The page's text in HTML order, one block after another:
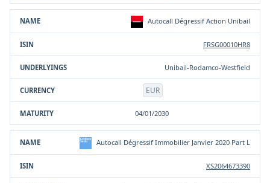
Autocall Dégressif Action Unibail
FRSG00010HR8
Unibail-Rodamco-Westfield
EUR
04/01/2030
Autocall Dégressif Immobilier Janvier 2020 Part L
XS2064673390